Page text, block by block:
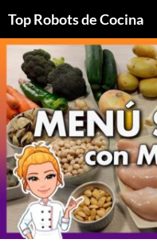
Top Robots de Cocina
AL
CONTENIDO